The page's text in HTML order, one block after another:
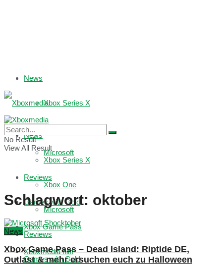
News
Xbox Series X
Microsoft
Reviews
Games with Gold
Xbox Game Pass
Xboxmedia hilft
News
Xbox Series X
Xbox One
Microsoft
Reviews
Games with Gold
No Result
View All Result
Schlagwort: oktober
News
Xbox Game Pass – Dead Island: Riptide DE,
Outlast & mehr ersuchen euch zu Halloween